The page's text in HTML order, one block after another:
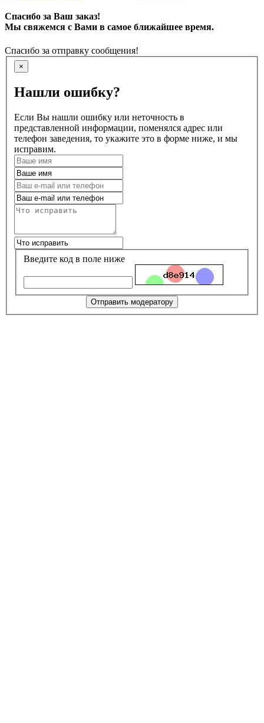
Спасибо за Ваш заказ!
Мы свяжемся с Вами в самое ближайшее время.
Спасибо за отправку сообщения!
×
Нашли ошибку?
Если Вы нашли ошибку или неточность в
представленной информации, поменялся адрес или
телефон заведения, то укажите это в форме ниже, и мы
исправим.
Введите код в поле ниже
Отправить модератору